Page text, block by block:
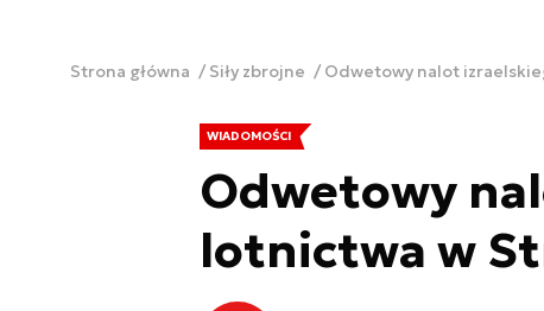
Strona główna Siły zbrojne Odwetowy nalot
WIADOMOŚCI
Odwetowy
lotnictwa w